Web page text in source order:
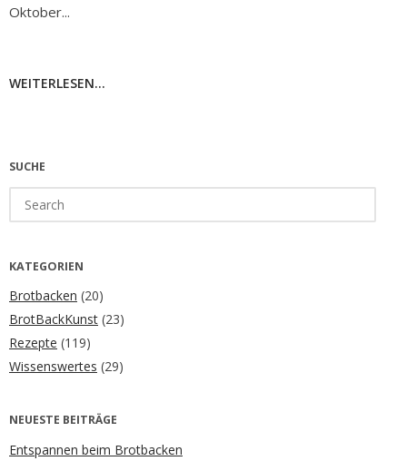
Oktober...
WEITERLESEN...
SUCHE
for:
KATEGORIEN
Brotbacken (20)
BrotBackKunst (23)
Rezepte (119)
Wissenswertes (29)
NEUESTE BEITRÄGE
Entspannen beim Brotbacken